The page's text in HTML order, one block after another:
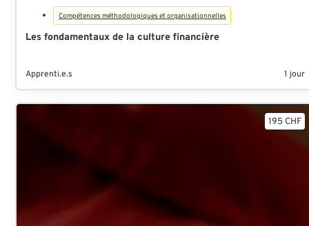
Compétences méthodologiques et organisationnelles
Les fondamentaux de la culture financière
Apprenti.e.s 1 jour
195 CHF